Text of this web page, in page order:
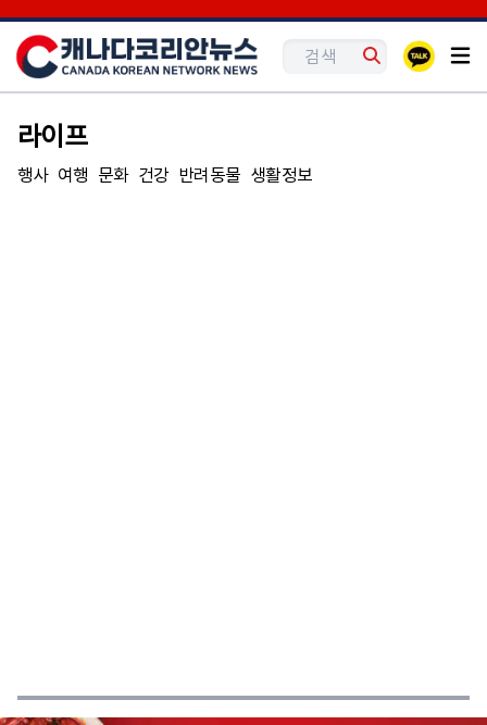
라이프
행사 여행 문화 건강 반려동물 생활정보